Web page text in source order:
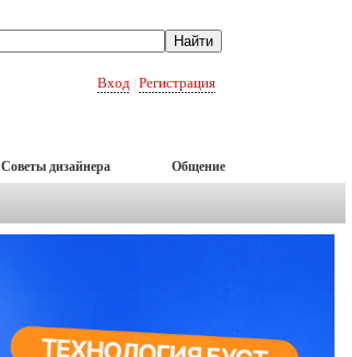
Вход Регистрация
Советы дизайнера Общение